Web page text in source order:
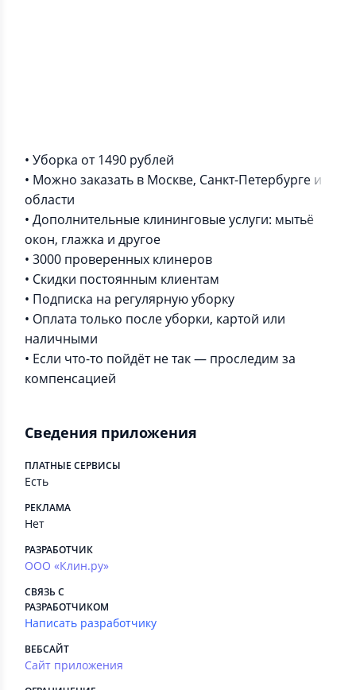
• Уборка от 1490 рублей
• Можно заказать в Москве, Санкт-Петербурге и
области
• Дополнительные клининговые услуги: мытьё
окон, глажка и другое
• 3000 проверенных клинеров
• Скидки постоянным клиентам
• Подписка на регулярную уборку
• Оплата только после уборки, картой или
наличными
• Если что-то пойдёт не так — проследим за
компенсацией
Сведения приложения
ПЛАТНЫЕ СЕРВИСЫ
Есть
РЕКЛАМА
Нет
РАЗРАБОТЧИК
ООО «Клин.ру»
СВЯЗЬ С
РАЗРАБОТЧИКОМ
Написать разработчику
ВЕБСАЙТ
Сайт приложения